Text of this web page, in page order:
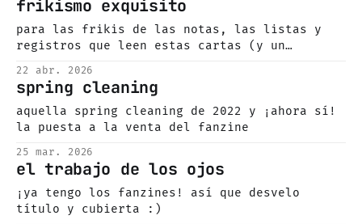
frikismo exquisito
para las frikis de las notas, las listas y
registros que leen estas cartas (y un
adelantado)
22 abr. 2026
spring cleaning
aquella spring cleaning de 2022 y ¡ahora sí!
la puesta a la venta del fanzine
25 mar. 2026
el trabajo de los ojos
¡ya tengo los fanzines! así que desvelo
título y cubierta :)